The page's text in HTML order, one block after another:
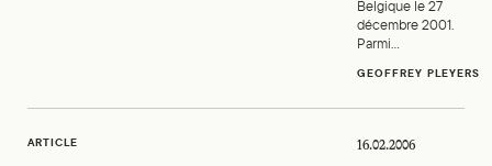
Belgique le 27
décembre 2001.
Parmi...
GEOFFREY PLEYERS
ARTICLE 16.02.2006